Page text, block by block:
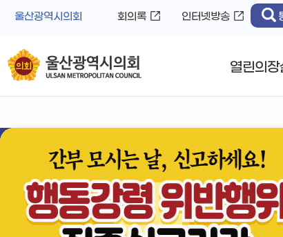
울산광역시의회 회의록 인터넷방송
열린의장